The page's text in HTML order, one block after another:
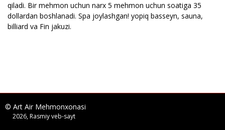
qiladi. Bir mehmon uchun narx 5 mehmon uchun soatiga 35
dollardan boshlanadi. Spa joylashgan! yopiq basseyn, sauna,
billiard va Fin jakuzi.
© Art Air Mehmonxonasi
2026, Rasmiy veb-sayt